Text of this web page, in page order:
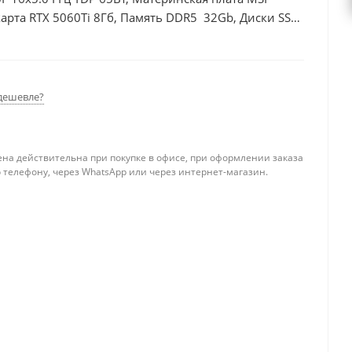
RTX 5060Ti 8Гб, Память DDR5 32Gb, Диски SSD
действительна при покупке в офисе, при оформлении заказа
телефону, через WhatsApp или через интернет-магазин.